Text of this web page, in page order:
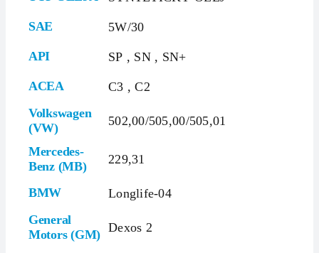
SAE 5W/30
API SP , SN, SN+
ACEA C3 ,C2
Volkswagen
(VW)
502,00/505,00/505,01
Mercedes-
Benz (MB)
229,31
BMW
Longlife-04
General
Motors (GM) Dexos 2